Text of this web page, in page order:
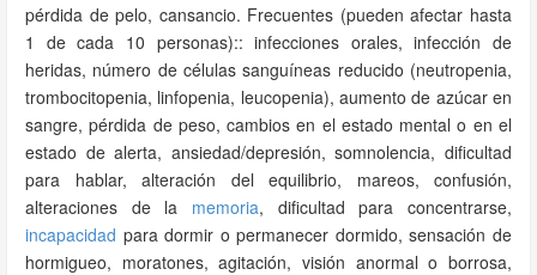
pérdida de pelo, cansancio. Frecuentes (pueden afectar hasta
1 de cada 10 personas):: infecciones orales, infección de
heridas, número de células sanguíneas reducido (neutropenia,
trombocitopenia, linfopenia, leucopenia), aumento de azúcar en
sangre, pérdida de peso, cambios en el estado mental o en el
estado de alerta, ansiedad/depresión, somnolencia, dificultad
para hablar, alteración del equilibrio, mareos, confusión,
alteraciones de la memoria, dificultad para concentrarse,
incapacidad para dormir o permanecer dormido, sensación de
hormigueo, moratones, agitación, visión anormal o borrosa,